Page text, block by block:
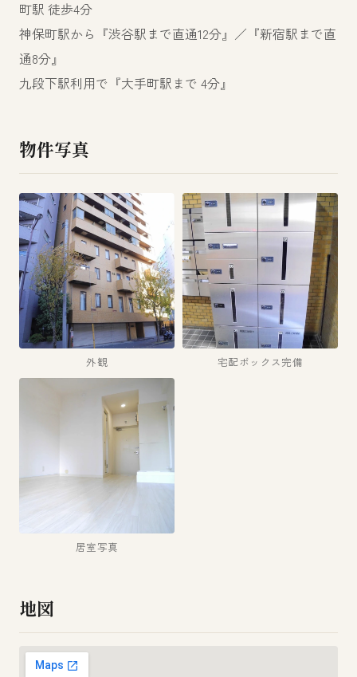
町駅 徒歩4分
神保町駅から『渋谷駅まで直通12分』／『新宿駅まで直
通8分』
九段下駅利用で『大手町駅まで 4分』
物件写真
外観 宅配ボックス完備
居室写真
地図